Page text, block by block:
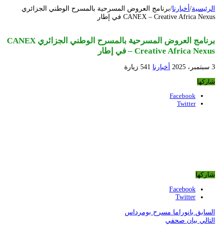
الرئيسية/ أخبارنا/برنامج العروض المسرحية بالمسرح الوطني الجزائري
CANEX – Creative Africa Nexus في إطار
برنامج العروض المسرحية بالمسرح الوطني الجزائري CANEX
– Creative Africa Nexus في إطار
3 سبتمبر، 2025 أخبارنا 541 زيارة
شاركها
Facebook
Twitter
شاركها
Facebook
Twitter
السابق بانوراما مسرح بومرداس
التالي بيان صحفي